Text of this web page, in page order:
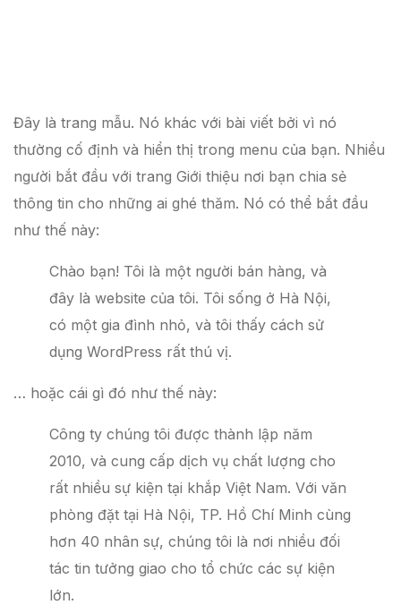
Đây là trang mẫu. Nó khác với bài viết bởi vì nó
thường cố định và hiển thị trong menu của bạn. Nhiều
người bắt đầu với trang Giới thiệu nơi bạn chia sẻ
thông tin cho những ai ghé thăm. Nó có thể bắt đầu
như thế này:
Chào bạn! Tôi là một người bán hàng, và
đây là website của tôi. Tôi sống ở Hà Nội,
có một gia đình nhỏ, và tôi thấy cách sử
dụng WordPress rất thú vị.
… hoặc cái gì đó như thế này:
Công ty chúng tôi được thành lập năm
2010, và cung cấp dịch vụ chất lượng cho
rất nhiều sự kiện tại khắp Việt Nam. Với văn
phòng đặt tại Hà Nội, TP. Hồ Chí Minh cùng
hơn 40 nhân sự, chúng tôi là nơi nhiều đối
tác tin tưởng giao cho tổ chức các sự kiện
lớn.